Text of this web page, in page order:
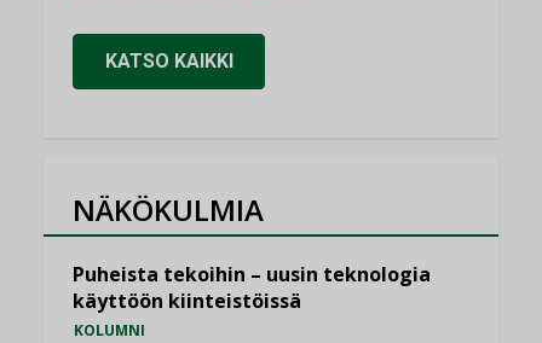
KATSO KAIKKI
NÄKÖKULMIA
Puheista tekoihin – uusin teknologia
käyttöön kiinteistöissä
KOLUMNI